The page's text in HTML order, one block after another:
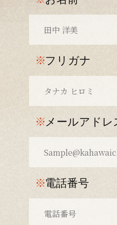
※フリガナ
※メールアドレ
※電話番号